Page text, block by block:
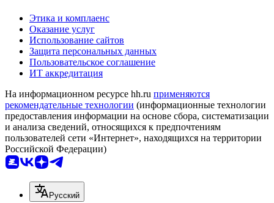
Этика и комплаенс
Оказание услуг
Использование сайтов
Защита персональных данных
Пользовательское соглашение
ИТ аккредитация
На информационном ресурсе hh.ru применяются
рекомендательные технологии (информационные технологии
предоставления информации на основе сбора, систематизации
и анализа сведений, относящихся к предпочтениям
пользователей сети «Интернет», находящихся на территории
Российской Федерации)
Русский